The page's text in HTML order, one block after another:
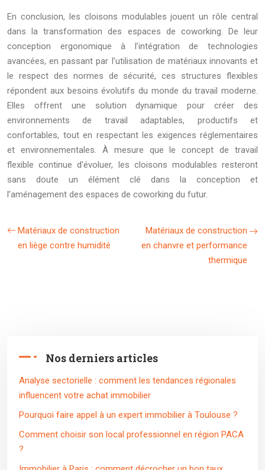
En conclusion, les cloisons modulables jouent un rôle central
dans la transformation des espaces de coworking. De leur
conception ergonomique à l’intégration de technologies
avancées, en passant par l’utilisation de matériaux innovants et
le respect des normes de sécurité, ces structures flexibles
répondent aux besoins évolutifs du monde du travail moderne.
Elles offrent une solution dynamique pour créer des
environnements de travail adaptables, productifs et
confortables, tout en respectant les exigences réglementaires
et environnementales. À mesure que le concept de travail
flexible continue d’évoluer, les cloisons modulables resteront
sans doute un élément clé dans la conception et
l’aménagement des espaces de coworking du futur.
Matériaux de construction
en liège contre humidité
Matériaux de construction
en chanvre et performance
thermique
Nos derniers articles
Analyse sectorielle : comment les tendances régionales
influencent votre achat immobilier
Pourquoi faire appel à un expert immobilier à Toulouse ?
Comment choisir son local professionnel en région PACA
?